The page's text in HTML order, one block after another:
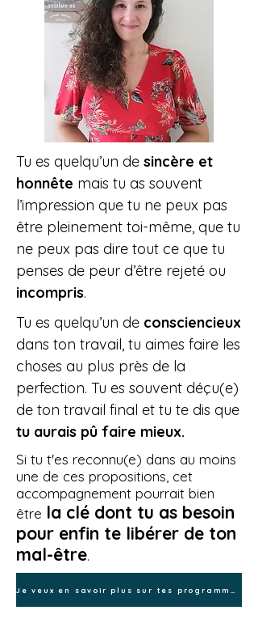
Tu es quelqu’un de sincère et
honnête mais tu as souvent
l’impression que tu ne peux pas
être pleinement toi-même, que tu
ne peux pas dire tout ce que tu
penses de peur d’être rejeté ou
incompris.
Tu es quelqu’un de consciencieux
dans ton travail, tu aimes faire les
choses au plus près de la
perfection. Tu es souvent déçu(e)
de ton travail final et tu te dis que
tu aurais pû faire mieux.
Si tu t'es reconnu(e) dans au moins
une de ces propositions, cet
accompagnement pourrait bien
être la clé dont tu as besoin
pour enfin te libérer de ton
mal-être.